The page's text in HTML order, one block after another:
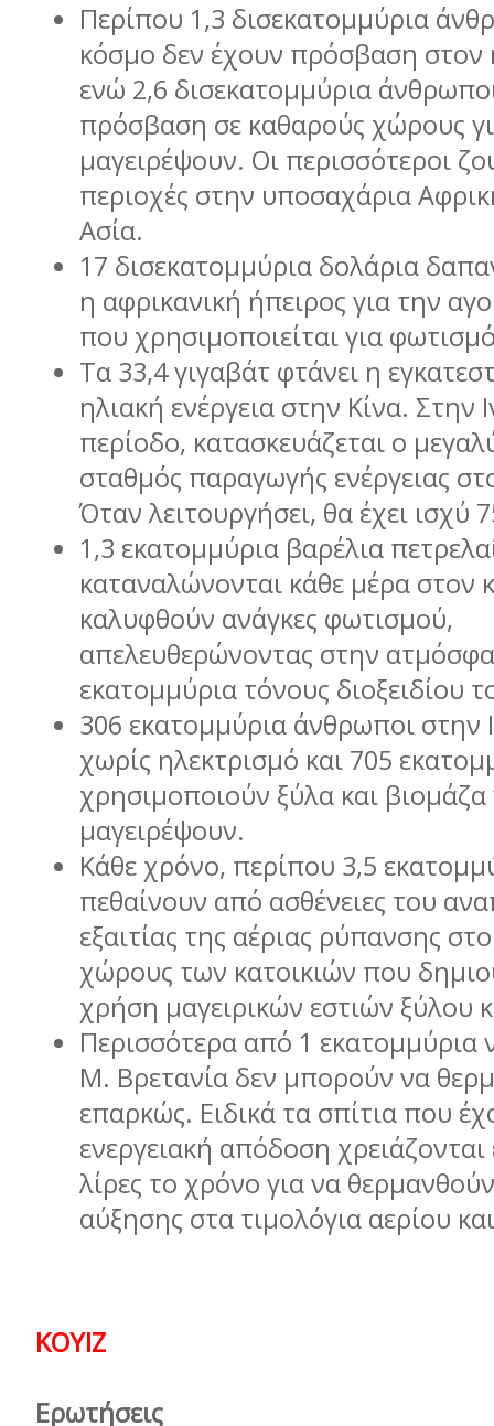
Περίπου 1,3 δισεκατοµµύρια
κόσµο δεν έχουν πρόσβαση στον
ενώ 2,6 δισεκατοµµύρια
πρόσβαση σε καθαρούς χώρους
µαγειρέψουν. Οι περισσότεροι
περιοχές στην υποσαχάρια
Ασία.
17 δισεκατοµµύρια δολάρια
η αφρικανική ήπειρος για την
που χρησιµοποιείται για
Τα 33,4 γιγαβάτ φτάνει η
ηλιακή ενέργεια στην Κίνα. Στην
περίοδο, κατασκευάζεται ο
σταθµός παραγωγής ενέργειας
Όταν λειτουργήσει, θα έχει ισχύ
1,3 εκατοµµύρια βαρέλια
καταναλώνονται κάθε µέρα στον
καλυφθούν ανάγκες φωτισµού,
απελευθερώνοντας στην
εκατοµµύρια τόνους διοξειδίου
306 εκατοµµύρια άνθρωποι στην
χωρίς ηλεκτρισµό και 705
χρησιµοποιούν ξύλα και βιοµάζα
µαγειρέψουν.
Κάθε χρόνο, περίπου 3,5
πεθαίνουν από ασθένειες του
εξαιτίας της αέριας ρύπανσης
χώρους των κατοικιών που
χρήση µαγειρικών εστιών ξύλου
Περισσότερα από 1 εκατοµµύρια
Μ. Βρετανία δεν µπορούν να
επαρκώς. Ειδικά τα σπίτια που
ενεργειακή απόδοση
λίρες το χρόνο για να
αύξησης στα τιµολόγια αερίου
ΚΟΥΙΖ
Ερωτήσεις